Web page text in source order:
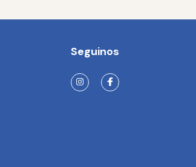
Seguinos